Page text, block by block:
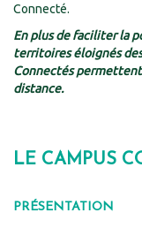
Connecté.
En plus de faciliter la
territoires éloignés
Connectés permettent
distance.
LE CAMPUS
PRÉSENTATION